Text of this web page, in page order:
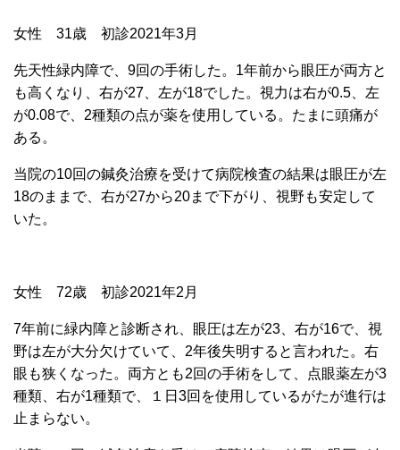
女性 31歳 初診2021年3月
先天性緑内障で、9回の手術した。1年前から眼圧が両方と
も高くなり、右が27、左が18でした。視力は右が0.5、左
が0.08で、2種類の点が薬を使用している。たまに頭痛が
ある。
当院の10回の鍼灸治療を受けて病院検査の結果は眼圧が左
18のままで、右が27から20まで下がり、視野も安定して
いた。
女性 72歳 初診2021年2月
7年前に緑内障と診断され、眼圧は左が23、右が16で、視
野は左が大分欠けていて、2年後失明すると言われた。右
眼も狭くなった。両方とも2回の手術をして、点眼薬左が3
種類、右が1種類で、１日3回を使用しているがたが進行は
止まらない。